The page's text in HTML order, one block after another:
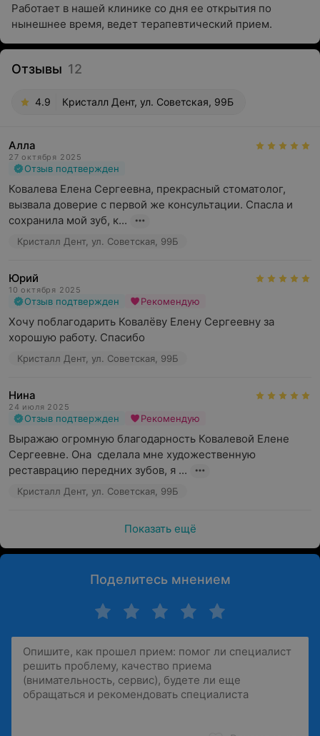
Работает в нашей клинике со дня ее открытия по
нынешнее время, ведет терапевтический прием.
Отзывы 12
4.9 Кристалл Дент, ул. Советская, 99Б
Алла
27 октября 2025
Отзыв подтвержден
Ковалева Елена Сергеевна, прекрасный стоматолог,
вызвала доверие с первой же консультации. Спасла и
сохранила мой зуб, к...
Кристалл Дент, ул. Советская, 99Б
Юрий
10 октября 2025
Отзыв подтвержден Рекомендую
Хочу поблагодарить Ковалёву Елену Сергеевну за
хорошую работу. Спасибо
Кристалл Дент, ул. Советская, 99Б
Нина
24 июля 2025
Отзыв подтвержден Рекомендую
Выражаю огромную благодарность Ковалевой Елене
Сергеевне. Она  сделала мне художественную
реставрацию передних зубов, я ...
Кристалл Дент, ул. Советская, 99Б
Показать ещё
Поделитесь мнением